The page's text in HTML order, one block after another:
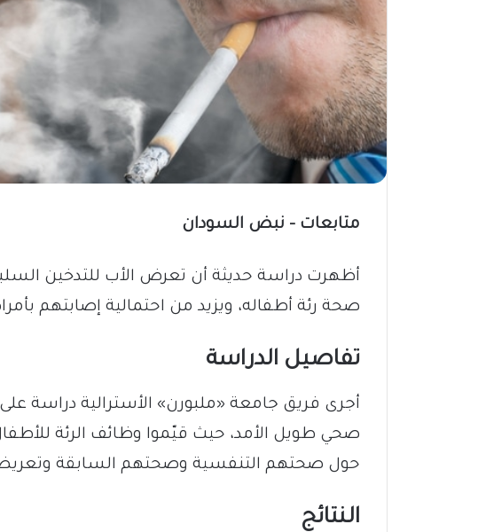
متابعات – نبض السودان
أظهرت دراسة حديثة أن تعرض الأب للتدخين
صحة رئة أطفاله، ويزيد من احتمالية إصابتهم
تفاصيل الدراسة
صحي طويل الأمد، حيث قيّموا وظائف الرئة
حول صحتهم التنفسية وصحتهم السابقة
النتائج